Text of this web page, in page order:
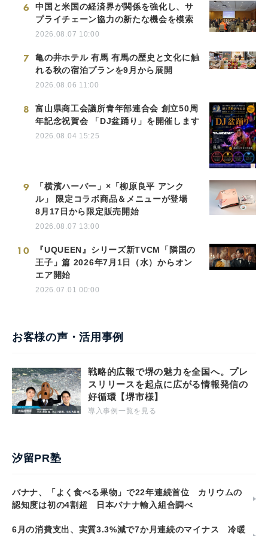
6
中国と米国の経済界が関係を強化し、サ
プライチェーン協力の新たな機会を模索
2026.08.07 10:00
7
亀の井ホテル 有馬 有馬の歴史と文化に触
れる秋の宿泊プランを9月から展開
2026.08.06 11:00
8
富山県商工会議所青年部連合会 創立50周
年記念祝賀会 「DJ盆踊り」を開催します
2026.08.04 15:25
9
「横濱ハーバー」×「柳原良平 アンク
ル」 限定コラボ商品＆メニューが登場
8月17日から限定販売開始
2026.08.07 13:00
10
『UQUEEN』シリーズ新TVCM「隣国の
王子」篇 2026年7月1日（水）からオン
エア開始
2026.07.01 00:00
お客様の声・活用事例
戦略的広報で堺の魅力を全国へ。プレ
スリリースを起点に広がる情報発信の
好循環【堺市様】
導入事例一覧を見る
汐留PR塾
バナナ、「よく食べる果物」で22年連続首位 カリウムの
認知度は初の4割超 日本バナナ輸入組合調べ
6月の消費支出、実質3.3%減で7か月連続のマイナス 冷暖